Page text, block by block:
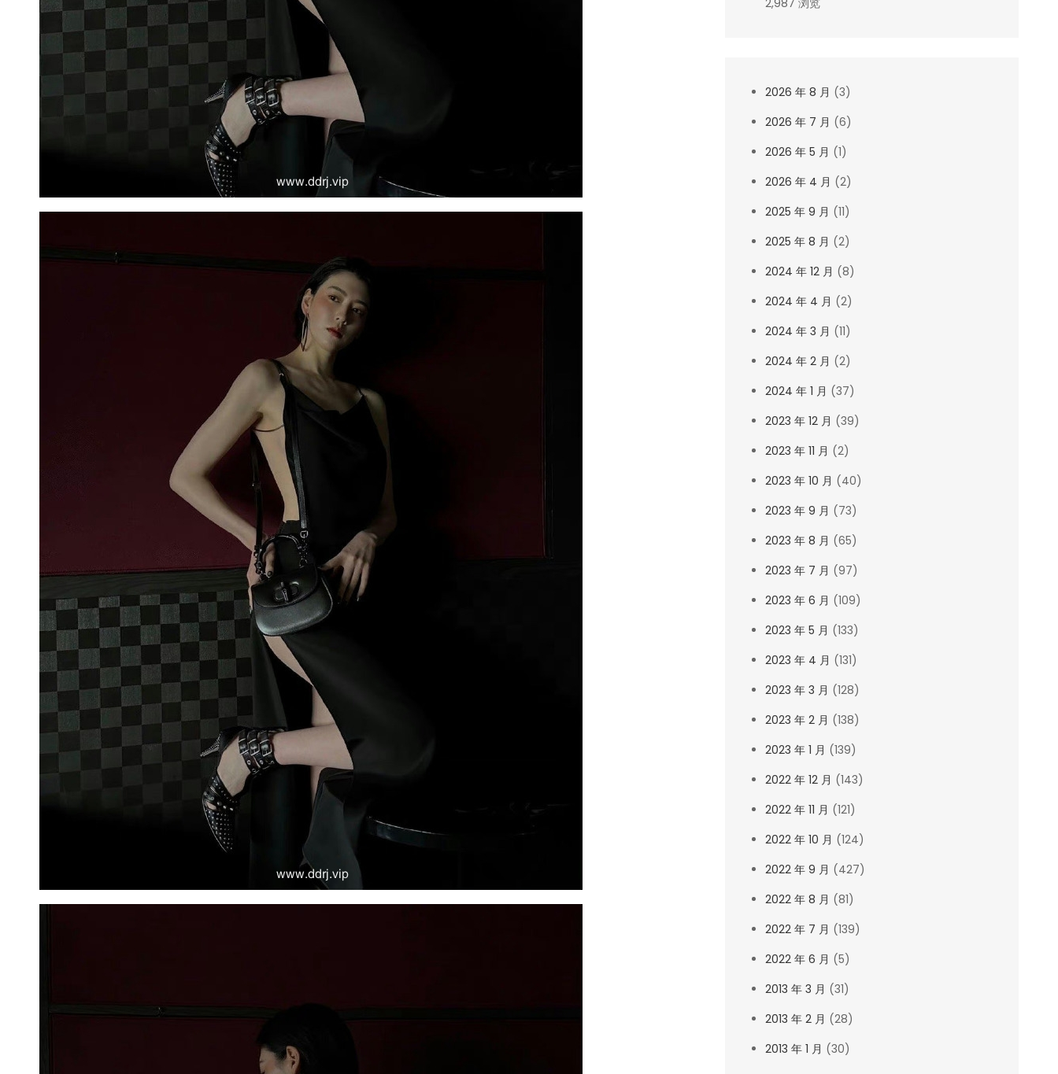
2,987 浏览
2026 年 8 月 (3)
2026 年 7 月 (6)
2026 年 5 月 (1)
2026 年 4 月 (2)
2025 年 9 月 (11)
2025 年 8 月 (2)
2024 年 12 月 (8)
2024 年 4 月 (2)
2024 年 3 月 (11)
2024 年 2 月 (2)
2024 年 1 月 (37)
2023 年 12 月 (39)
2023 年 11 月 (2)
2023 年 10 月 (40)
2023 年 9 月 (73)
2023 年 8 月 (65)
2023 年 7 月 (97)
2023 年 6 月 (109)
2023 年 5 月 (133)
2023 年 4 月 (131)
2023 年 3 月 (128)
2023 年 2 月 (138)
2023 年 1 月 (139)
2022 年 12 月 (143)
2022 年 11 月 (121)
2022 年 10 月 (124)
2022 年 9 月 (427)
2022 年 8 月 (81)
2022 年 7 月 (139)
2022 年 6 月 (5)
2013 年 3 月 (31)
2013 年 2 月 (28)
2013 年 1 月 (30)